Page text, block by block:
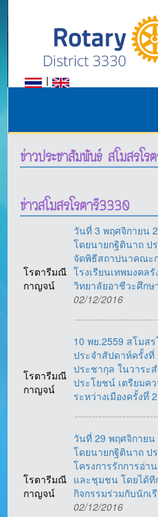
|
ข่าวประชาสัมพันธ์ สโมสรโร
ข่าวสโมสรโรตารี3330
โรตารีมณี
กาญจน์
วันที่ 3 พฤศจิกายน
โดยนายกฐิตินาถ ป
จัดพิธีสถาปนาคณะ
โรงเรียนเทพมงคล
วิทยาลัยอาชีวะศึก
02/12/2016
โรตารีมณี
กาญจน์
10 พย.2559 สโม
ประจำสัปดาห์ครั้งที่
ประชากุล ในวาระ
ประโยชน์ เตรียมค
ระหว่างเมืองครั้งทึ่
โรตารีมณี
กาญจน์
วันที่ 29 พฤศจิกาย
โดยนายกฐิตินาถ ป
โครงการรักการอ่า
และชุมชน โดยได้ที
กิจกรรมร่วมกับนัก
02/12/2016